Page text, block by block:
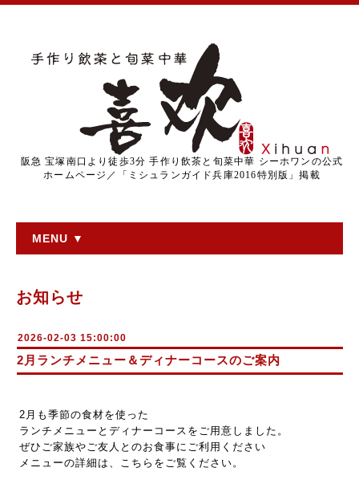
阪急 宝塚南口より徒歩3分 手作り飲茶と旬菜中華 シーホワンの公式
ホームページ／「ミシュランガイド兵庫2016特別版」掲載
MENU ▼
お知らせ
2026-02-03 15:00:00
2月ランチメニュー＆ディナーコースのご案内
2月も季節の食材を使った
ランチメニューとディナーコースをご用意しました。
ぜひご家族やご友人とのお食事にご利用ください
メニューの詳細は、こちらをご覧ください。